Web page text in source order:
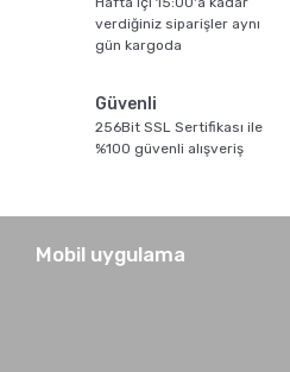
verdiğiniz siparişler aynı
gün kargoda
Güvenli
256Bit SSL Sertifikası ile
%100 güvenli alışveriş
Mobil uygulama